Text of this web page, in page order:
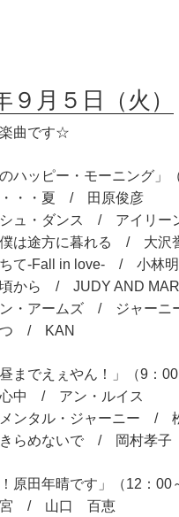
９月５日（火）
曲です☆
のハッピー・モーニング」
・・夏 / 田原俊彦
ュ・ダンス / アイリー
は途方に暮れる / 大沢
て-Fall in love- / 小林
から / JUDY AND
・アームズ / ジャーニ
/ KAN
昼までえぇやん！」（9：
中 / アン・ルイス
ンタル・ジャーニー /
らめないで / 岡村孝
！原田年晴です」（12：00
/ 山口 百恵